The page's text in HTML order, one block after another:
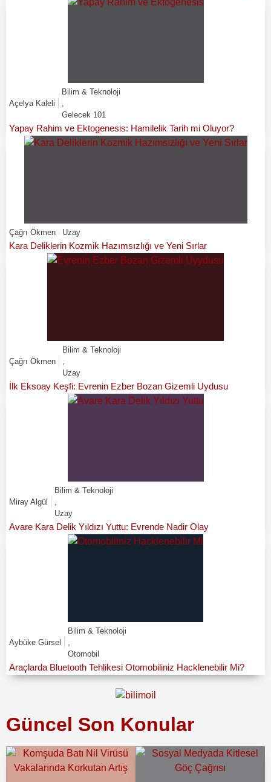
Açelya Kaleli
Bilim & Teknoloji
,
Gelecek 101
Yapay Rahim ve Ektogenesis: Hamilelik Tarih mi Oluyor?
Çağrı Ökmen Uzay
Kara Deliklerin Kozmik Hazımsızlığı ve Yeni Sırlar
Çağrı Ökmen
Bilim & Teknoloji
,
Uzay
İlk Eksoay Keşfi: Evrenin Ezber Bozan Gizemli Uydusu
Miray Algül
Bilim & Teknoloji
,
Uzay
Avare Kara Delik Yıldızı Yuttu: Evrende Nadir Olay
Aybüke Gürsel
Bilim & Teknoloji
,
Otomobil
Araçlarda Bluetooth Tehlikesi Otomobiliniz Hacklenebilir Mi?
Güncel Son Konular